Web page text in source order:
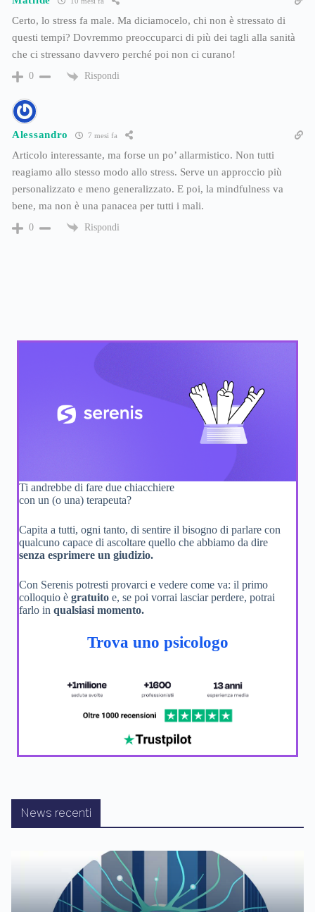
Certo, lo stress fa male. Ma diciamocelo, chi non è stressato di
questi tempi? Dovremmo preoccuparci di più dei tagli alla sanità
che ci stressano davvero perché poi non ci curano!
0 Rispondi
Alessandro 7 mesi fa
Articolo interessante, ma forse un po’ allarmistico. Non tutti
reagiamo allo stesso modo allo stress. Serve un approccio più
personalizzato e meno generalizzato. E poi, la mindfulness va
bene, ma non è una panacea per tutti i mali.
0 Rispondi
Ti andrebbe di fare due chiacchiere
con un (o una) terapeuta?
Capita a tutti, ogni tanto, di sentire il bisogno di parlare con
qualcuno capace di ascoltare quello che abbiamo da dire
senza esprimere un giudizio.
Con Serenis potresti provarci e vedere come va: il primo
colloquio è gratuito e, se poi vorrai lasciar perdere, potrai
farlo in qualsiasi momento.
Trova uno psicologo
News recenti